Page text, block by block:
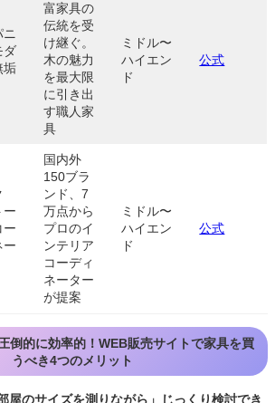
ニ
ダ
垢
富家具の
伝統を受
け継ぐ。
木の魅力
を最大限
に引き出
す職人家
具
ミドル〜
ハイエン
ド
公式
ー
ー
ー
国内外
150ブラ
ンド、7
万点から
プロのイ
ンテリア
コーディ
ネーター
が提案
ミドル〜
ハイエン
ド
公式
倒的に効率的！WEB販売サイトで家具を買
うべき4つのメリット
のサイズを測りながら」じっくり検討でき